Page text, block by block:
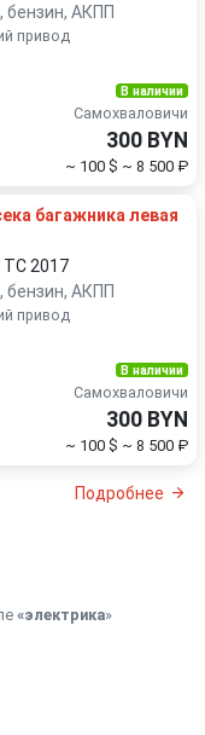
бензин, АКПП
привод
В наличии
Самохваловичи
300 BYN
~ 100 $ ~ 8 500 ₽
багажника левая
TC 2017
бензин, АКПП
привод
В наличии
Самохваловичи
300 BYN
~ 100 $ ~ 8 500 ₽
Подробнее
«электрика»